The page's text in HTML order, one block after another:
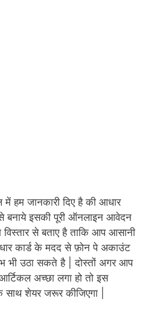
हम जानकारी दिए है की आधार
बनाये इसकी पूरी ऑनलाइन आवेदन
विस्तार से बताए है ताकि आप आसानी
कार्ड के मदद से फ़ोन पे अकाउंट
भी उठा सकते है | दोस्तों अगर आप
अच्छा लगा हो तो इस
शेयर जरूर कीजिएगा |